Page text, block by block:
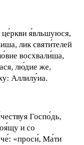
це́ркви я́вльшуюся,
лик святи́телей
восхвали́ша,
лю́дие же,
Аллилу́иа.
Госпо́дь,
и со
«проси́, Ма́ти